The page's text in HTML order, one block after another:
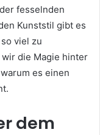
fesselnden
Kunststil gibt es
viel zu
die Magie hinter
es einen
dem